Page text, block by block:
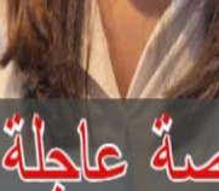
آخر الإعلانات